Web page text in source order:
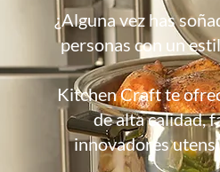
¿Alguna vez has
personas con un
Kitchen Craft te
de alta calidad,
innovadores